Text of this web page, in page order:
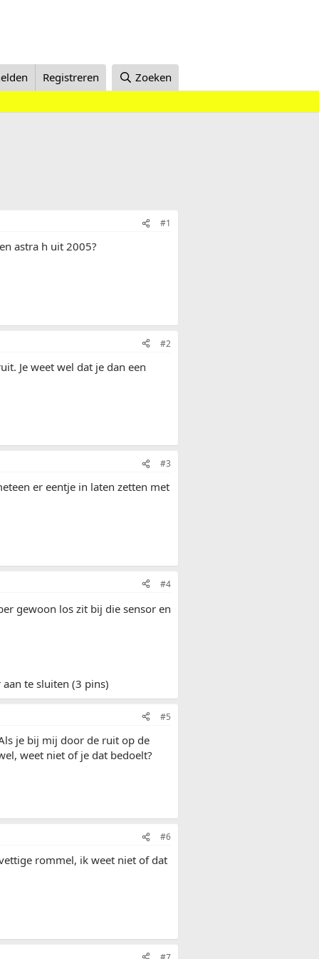
Registreren Zoeken
#1
astra h uit 2005?
#2
Je weet wel dat je dan een
#3
er eentje in laten zetten met
#4
gewoon los zit bij die sensor en
te sluiten (3 pins)
#5
je bij mij door de ruit op de
weet niet of je dat bedoelt?
#6
rommel, ik weet niet of dat